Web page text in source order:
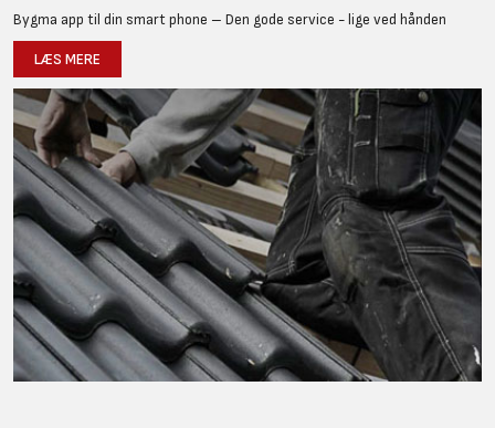
Bygma app til din smart phone – Den gode service - lige ved hånden
LÆS MERE